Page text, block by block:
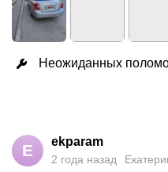
Неожиданных
E ekparam
2 года назад